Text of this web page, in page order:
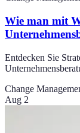
Wie man mit
Entdecken Sie
Change
Aug 2